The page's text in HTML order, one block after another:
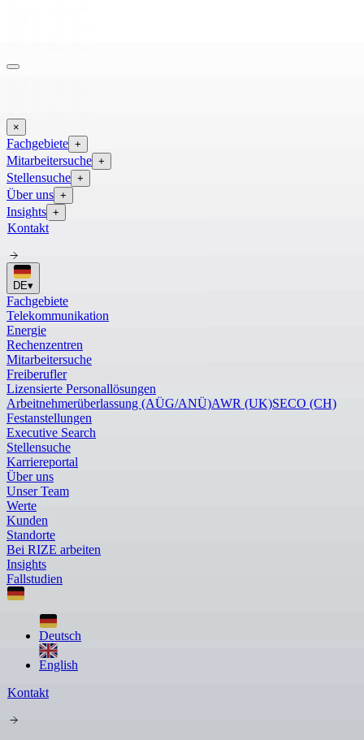
×
Fachgebiete +
Mitarbeitersuche +
Stellensuche +
Über uns +
Insights +
Kontakt
DE▾
Fachgebiete
Telekommunikation
Energie
Rechenzentren
Mitarbeitersuche
Freiberufler
Lizensierte Personallösungen
Arbeitnehmerüberlassung (AÜG/ANÜ)AWR (UK)SECO (CH)
Festanstellungen
Executive Search
Stellensuche
Karriereportal
Über uns
Unser Team
Werte
Kunden
Standorte
Bei RIZE arbeiten
Insights
Fallstudien
Deutsch
English
Kontakt